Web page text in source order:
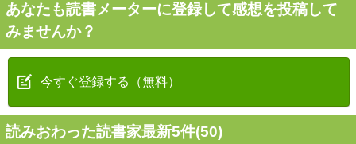
あなたも読書メーターに登録して感想を投稿して
みませんか？
今すぐ登録する（無料）
読みおわった読書家最新5件(50)